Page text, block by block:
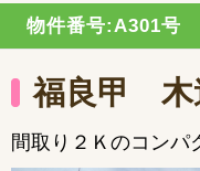
物件番号:A301号
福良甲 木
間取り２Ｋのコンパ